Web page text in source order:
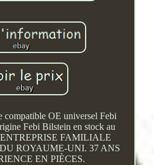
compatible OE universel Febi
Febi Bilstein en stock au
FAMILIALE
ROYAUME-UNI. 37 ANS
EN PIÈCES.